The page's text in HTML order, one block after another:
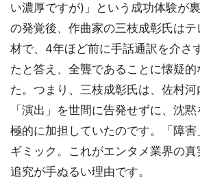
い濃厚ですが)」という成功体験が
の発覚後、作曲家の三枝成彰氏は
材で、4年ほど前に手話通訳を介さ
たと答え、全聾であることに懐疑
た。つまり、三枝成彰氏は、佐村河
「演出」を世間に告発せずに、沈
極的に加担していたのです。「障
ギミック。これがエンタメ業界の
追究が手ぬるい理由です。